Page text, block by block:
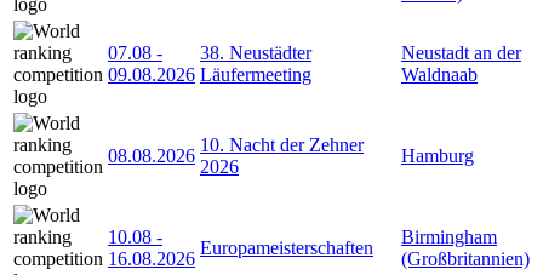
07.08 -
09.08.2026
38. Neustädter
Läufermeeting
Neustadt an der
Waldnaab
08.08.2026
10. Nacht der Zehner
2026
Hamburg
10.08 -
16.08.2026
Europameisterschaften
Birmingham
(Großbritannien)